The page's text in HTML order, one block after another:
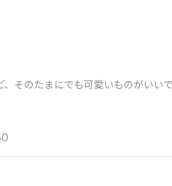
そのたまにでも可愛いものがいい